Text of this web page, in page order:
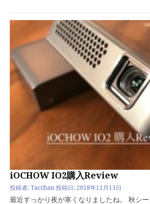
iOCHOW IO2購入Review
投稿者: Tacchan 投稿日: 2018年11月13日
最近すっかり夜が寒くなりましたね。 秋シ